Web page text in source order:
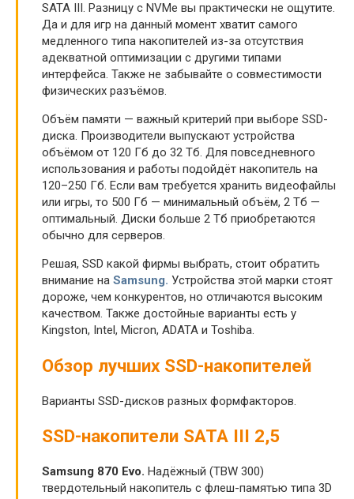
SATA III. Разницу с NVMe вы практически не ощутите.
Да и для игр на данный момент хватит самого
медленного типа накопителей из-за отсутствия
адекватной оптимизации с другими типами
интерфейса. Также не забывайте о совместимости
физических разъёмов.
Объём памяти — важный критерий при выборе SSD-
диска. Производители выпускают устройства
объёмом от 120 Гб до 32 Тб. Для повседневного
использования и работы подойдёт накопитель на
120–250 Гб. Если вам требуется хранить видеофайлы
или игры, то 500 Гб — минимальный объём, 2 Тб —
оптимальный. Диски больше 2 Тб приобретаются
обычно для серверов.
Решая, SSD какой фирмы выбрать, стоит обратить
внимание на Samsung. Устройства этой марки стоят
дороже, чем конкурентов, но отличаются высоким
качеством. Также достойные варианты есть у
Kingston, Intel, Micron, ADATA и Toshiba.
Обзор лучших SSD-накопителей
Варианты SSD-дисков разных формфакторов.
SSD-накопители SATA III 2,5
Samsung 870 Evo. Надёжный (TBW 300)
твердотельный накопитель с флеш-памятью типа 3D